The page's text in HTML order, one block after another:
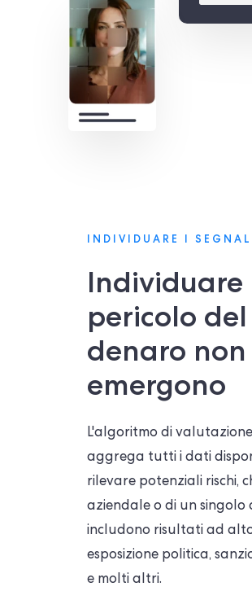
INDIVIDUARE I
Individuare
pericolo
denaro
emergono
L'algoritmo di
aggrega tutti i dati
rilevare potenziali rischi,
aziendale o di un singolo
includono risultati ad
esposizione politica,
e molti altri.